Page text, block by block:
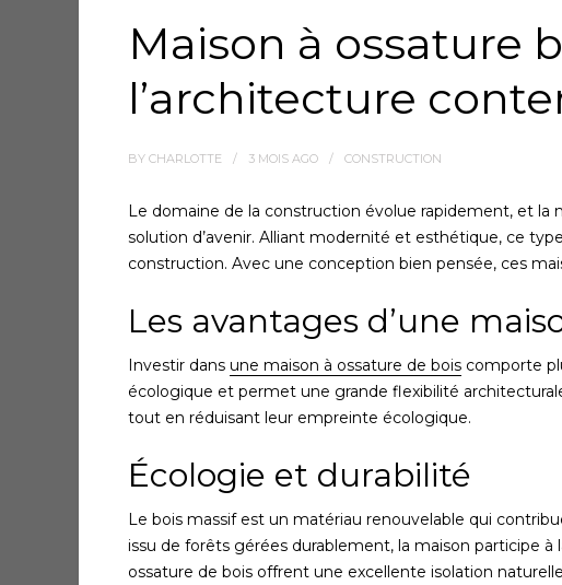
Maison à ossature
l’architecture
BY CHARLOTTE 3 MOIS AGO CONSTRUCTION
Le domaine de la construction évolue rapidement, et
solution d’avenir. Alliant modernité et esthétique, ce
construction. Avec une conception bien pensée, ces
Les avantages d’une
Investir dans une maison à ossature de bois comporte
écologique et permet une grande flexibilité
tout en réduisant leur empreinte écologique.
Écologie et durabilité
Le bois massif est un matériau renouvelable qui
issu de forêts gérées durablement, la maison participe
ossature de bois offrent une excellente isolation